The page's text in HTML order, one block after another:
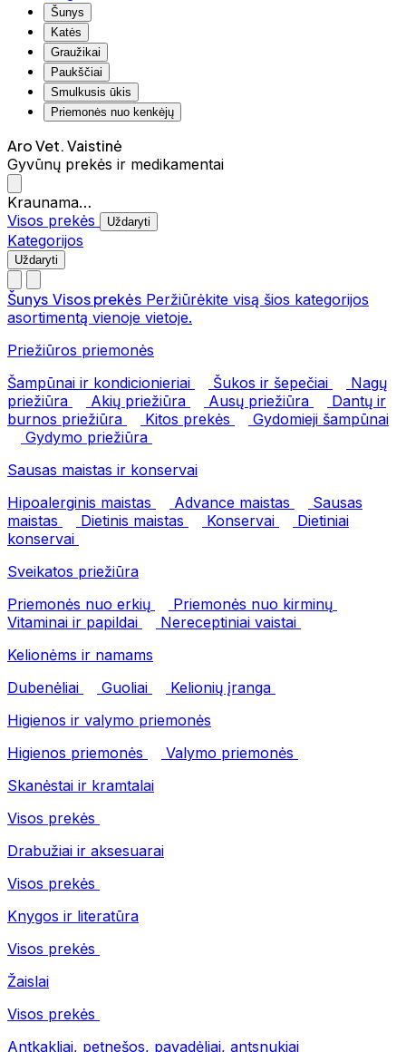
Šunys
Katės
Graužikai
Paukščiai
Smulkusis ūkis
Priemonės nuo kenkėjų
Aro Vet. Vaistinė
Gyvūnų prekės ir medikamentai
Kraunama…
Visos prekės
Uždaryti
Kategorijos
Uždaryti
Šunys Visos prekės Peržiūrėkite visą šios kategorijos
asortimentą vienoje vietoje.
Priežiūros priemonės
Šampūnai ir kondicionieriai
Šukos ir šepečiai
Nagų
priežiūra
Akių priežiūra Ausų priežiūra
Dantų ir
burnos priežiūra
Kitos prekės
Gydomieji šampūnai
Gydymo priežiūra
Sausas maistas ir konservai
Hipoalerginis maistas
Advance maistas
Sausas
maistas
Dietinis maistas Konservai
Dietiniai
konservai
Sveikatos priežiūra
Priemonės nuo erkių
Priemonės nuo kirminų
Vitaminai ir papildai
Nereceptiniai vaistai
Kelionėms ir namams
Dubenėliai
Guoliai
Kelionių įranga
Higienos ir valymo priemonės
Higienos priemonės
Valymo priemonės
Skanėstai ir kramtalai
Visos prekės
Drabužiai ir aksesuarai
Visos prekės
Knygos ir literatūra
Visos prekės
Žaislai
Visos prekės
Antkakliai, petnešos, pavadėliai, antsnukiai